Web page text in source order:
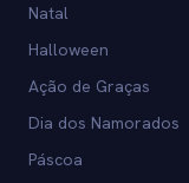
Natal
Halloween
Ação de Graças
Dia dos Namorados
Páscoa